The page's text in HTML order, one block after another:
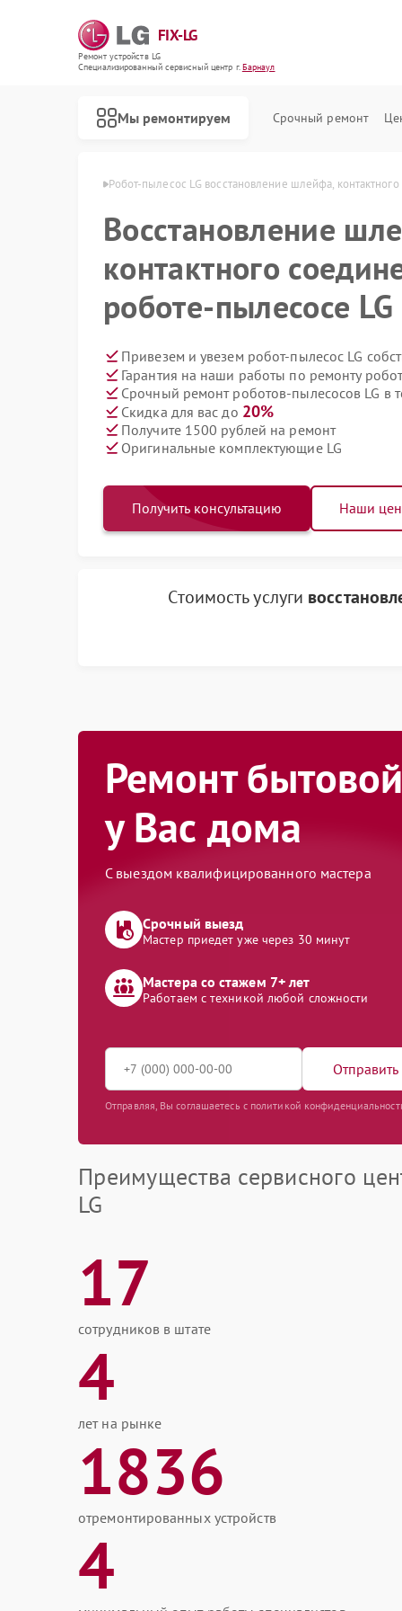
FIX-LG
Ремонт устройств LG
Специализированный cервисный центр г.Барнаул
Мы ремонтируем Срочный ремонт
Робот-пылесос LG восстановление шлейфа,
Восстановление
контактного
роботе-пылесосе
Привезем и увезем робот-пылесос LG
Гарантия на наши работы по ремонту
Срочный ремонт роботов-пылесосов LG в
Скидка для вас до 20%
Получите 1500 рублей на ремонт
Оригинальные комплектующие LG
Получить консультацию Наши
Стоимость услуги
Ремонт
у Вас дома
С выездом квалифицированного мастера
Срочный выезд
Мастер приедет уже через 30 минут
Мастера со стажем 7+ лет
Работаем с техникой любой сложности
Отправить
Отправляя, Вы соглашаетесь с политикой
Преимущества сервисного
LG
17
сотрудников в штате
4
лет на рынке
1836
отремонтированных устройств
4